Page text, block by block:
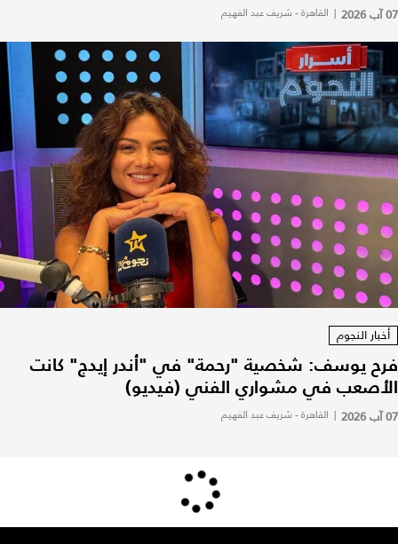
07 آب 2026 | القاهرة - شريف عبد الفهيم
أخبار النجوم
فرح يوسف: شخصية "رحمة" في "أندر إيدج" كانت
الأصعب في مشواري الفني (فيديو)
07 آب 2026 | القاهرة - شريف عبد الفهيم